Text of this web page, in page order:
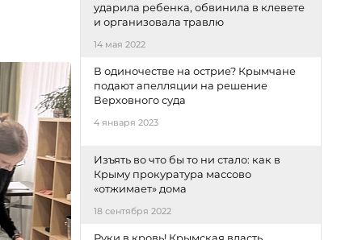
ударила ребенка, обвинила в клевете
и организовала травлю
14 мая 2022
В одиночестве на острие? Крымчане
подают апелляции на решение
Верховного суда
4 января 2023
Изъять во что бы то ни стало: как в
Крыму прокуратура массово
«отжимает» дома
18 сентября 2022